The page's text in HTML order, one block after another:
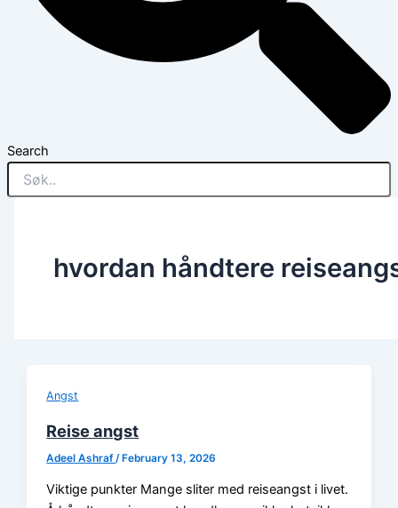
Search
hvordan håndtere
Angst
Reise angst
Adeel Ashraf /February 13, 2026
Viktige punkter Mange sliter med reiseangst i livet.